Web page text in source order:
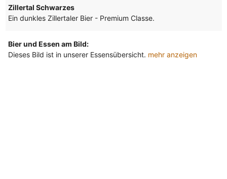
Zillertal Schwarzes
Ein dunkles Zillertaler Bier - Premium Classe.
Bier und Essen am Bild:
Dieses Bild ist in unserer Essensübersicht. mehr anzeigen